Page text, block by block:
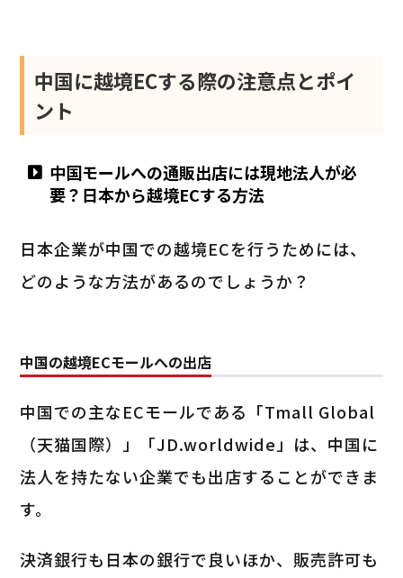
中国に越境ECする際の注意点とポイ
ント
中国モールへの通販出店には現地法人が必
要？日本から越境ECする方法
日本企業が中国での越境ECを行うためには、
どのような方法があるのでしょうか？
中国の越境ECモールへの出店
中国での主なECモールである「Tmall Global
（天猫国際）」「JD.worldwide」は、中国に
法人を持たない企業でも出店することができま
す。
決済銀行も日本の銀行で良いほか、販売許可も